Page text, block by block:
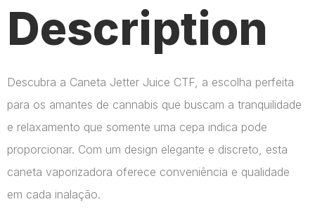
Description
Descubra a Caneta Jetter Juice CTF, a escolha perfeita
para os amantes de cannabis que buscam a tranquilidade
e relaxamento que somente uma cepa indica pode
proporcionar. Com um design elegante e discreto, esta
caneta vaporizadora oferece conveniência e qualidade
em cada inalação.